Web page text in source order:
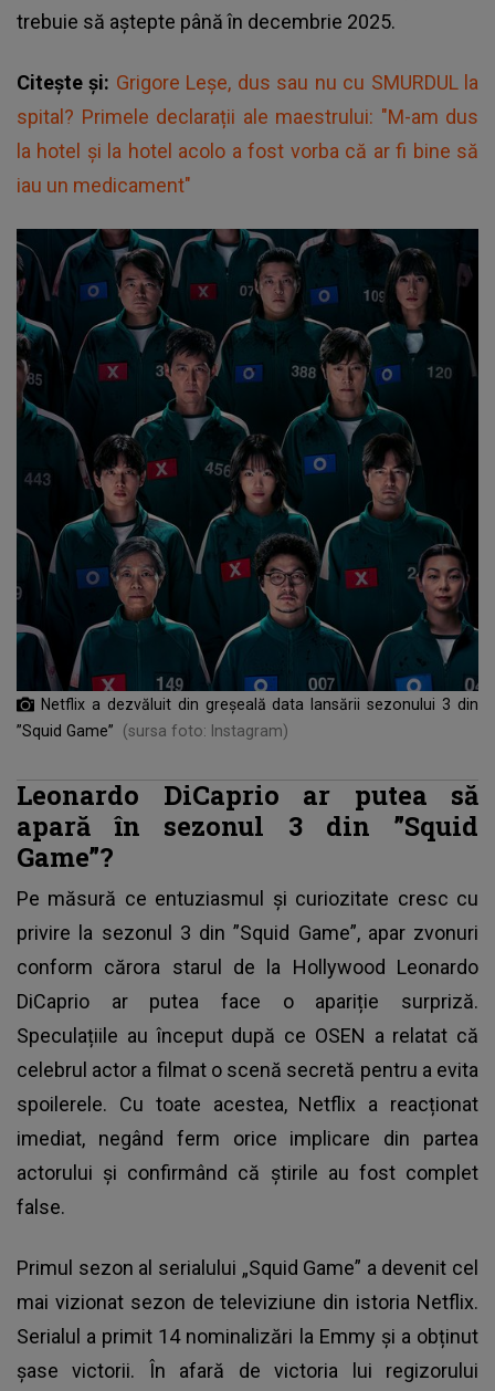
trebuie să aștepte până în decembrie 2025.
Citește și: Grigore Leșe, dus sau nu cu SMURDUL la
spital? Primele declarații ale maestrului: "M-am dus
la hotel și la hotel acolo a fost vorba că ar fi bine să
iau un medicament"
Netflix a dezvăluit din greșeală data lansării sezonului 3 din
”Squid Game”
(sursa foto: Instagram)
Leonardo DiCaprio ar putea să
apară în sezonul 3 din ”Squid
Game”?
Pe măsură ce entuziasmul și curiozitate cresc cu
privire la sezonul 3 din ”Squid Game”, apar zvonuri
conform cărora starul de la Hollywood Leonardo
DiCaprio ar putea face o apariție surpriză.
Speculațiile au început după ce OSEN a relatat că
celebrul actor a filmat o scenă secretă pentru a evita
spoilerele. Cu toate acestea, Netflix a reacționat
imediat, negând ferm orice implicare din partea
actorului și confirmând că știrile au fost complet
false.
Primul sezon al serialului „Squid Game” a devenit cel
mai vizionat sezon de televiziune din istoria Netflix.
Serialul a primit 14 nominalizări la Emmy și a obținut
şase victorii. În afară de victoria lui regizorului